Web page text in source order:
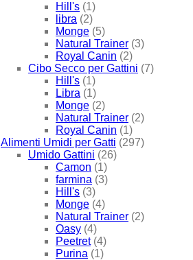
Hill's (1)
libra (2)
Monge (5)
Natural Trainer (3)
Royal Canin (2)
Cibo Secco per Gattini (7)
Hill's (1)
Libra (1)
Monge (2)
Natural Trainer (2)
Royal Canin (1)
Alimenti Umidi per Gatti (297)
Umido Gattini (26)
Camon (1)
farmina (3)
Hill's (3)
Monge (4)
Natural Trainer (2)
Oasy (4)
Peetret (4)
Purina (1)